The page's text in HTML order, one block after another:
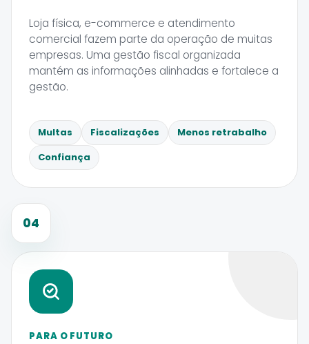
Loja física, e-commerce e atendimento
comercial fazem parte da operação de muitas
empresas. Uma gestão fiscal organizada
mantém as informações alinhadas e fortalece a
gestão.
Multas Fiscalizações
Menos retrabalho
Confiança
04
PARA O FUTURO